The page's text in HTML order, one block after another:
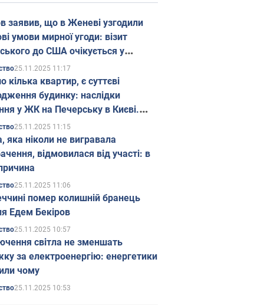
заявив, що в Женеві узгодили
умови мирної угоди: візит
до США очікується у
25.11.2025 11:17
кілька квартир, є суттєві
будинку: наслідки
у ЖК на Печерську в Києві.
25.11.2025 11:15
яка ніколи не вигравала
відмовилася від участі: в
25.11.2025 11:06
помер колишній бранець
Едем Бекіров
25.11.2025 10:57
світла не зменшать
за електроенергію: енергетики
чому
25.11.2025 10:53